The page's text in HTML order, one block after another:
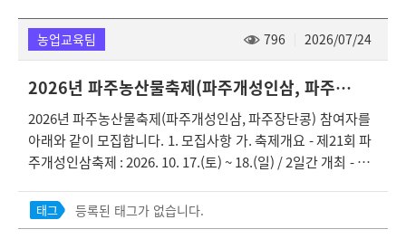
원기준 : 농업경영체에 등록된 관내 밭작물 또는 과수재배면적 1
0㎡ 당 1톤백 ※ 농업경영체상 재배면적 확인 시톱밥/우드칩 중
선택한 품목 지원 ㆍ지원수량 :최소 6톤백~ 최대 150톤백 ㆍ신
청방법 : 방문신청(농지소재지 읍·면 산업팀 / 동지역 : 농업기
술센터 농업정책과) ㆍ신청서류 : 신청서, 신분증 사본, 농업경
영체등록 확인서 자세한 내용은 첨부된 사업시행지침을 확인하
시고, 문의사항이 있는 경우 농업정책과 농식품지원팀(☎031-9
농업교육팀 796 2026/07/24
2026년 파주농산물축제(파주개성인삼, 파주장단콩) 참여자 모집 공고
2026년 파주농산물축제(파주개성인삼, 파주장단콩) 참여자를
아래와 같이 모집합니다. 1. 모집사항 가. 축제개요 - 제21회 파
주개성인삼축제 : 2026. 10. 17.(토) ~ 18.(일) / 2일간 개최 - 제3
나. 축제장소 : 파주임진각관광지 및 평화누리 공원 일원 다. 부
스크기 : 5m*5m 라. 모집분야 ① 농특산물 판매장 ② 농특산물
태그 등록된 태그가 없습니다.